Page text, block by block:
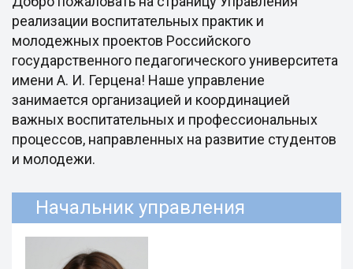
реализации воспитательных практик и
молодежных проектов Российского
государственного педагогического университета
имени А. И. Герцена! Наше управление
занимается организацией и координацией
важных воспитательных и профессиональных
процессов, направленных на развитие студентов
и молодежи.
Начальник управления